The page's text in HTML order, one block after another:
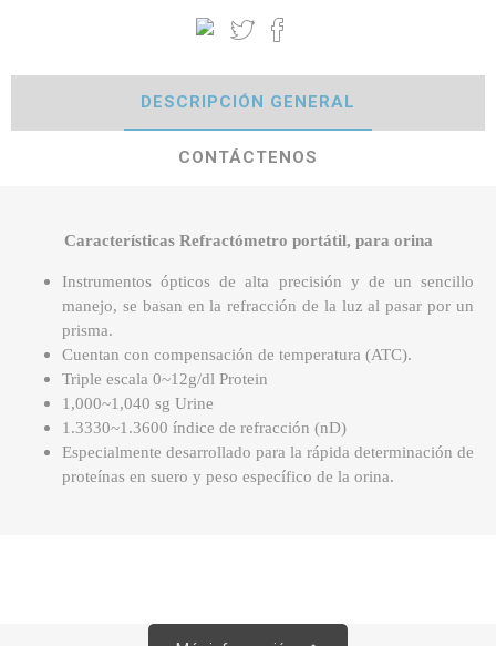
DESCRIPCIÓN GENERAL
CONTÁCTENOS
Características Refractómetro portátil, para orina
Instrumentos ópticos de alta precisión y de un sencillo
manejo, se basan en la refracción de la luz al pasar por un
prisma.
Cuentan con compensación de temperatura (ATC).
Triple escala 0~12g/dl Protein
1,000~1,040 sg Urine
1.3330~1.3600 índice de refracción (nD)
Especialmente desarrollado para la rápida determinación de
proteínas en suero y peso específico de la orina.